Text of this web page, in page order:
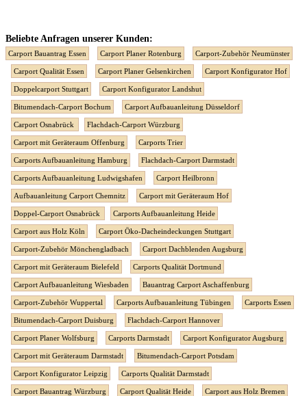
Beliebte Anfragen unserer Kunden:
Carport Bauantrag Essen Carport Planer Rotenburg Carport-Zubehör Neumünster
Carport Qualität Essen Carport Planer Gelsenkirchen Carport Konfigurator Hof
Doppelcarport Stuttgart Carport Konfigurator Landshut
Bitumendach-Carport Bochum Carport Aufbauanleitung Düsseldorf
Carport Osnabrück Flachdach-Carport Würzburg
Carport mit Geräteraum Offenburg Carports Trier
Carports Aufbauanleitung Hamburg Flachdach-Carport Darmstadt
Carports Aufbauanleitung Ludwigshafen Carport Heilbronn
Aufbauanleitung Carport Chemnitz Carport mit Geräteraum Hof
Doppel-Carport Osnabrück Carports Aufbauanleitung Heide
Carport aus Holz Köln Carport Öko-Dacheindeckungen Stuttgart
Carport-Zubehör Mönchengladbach Carport Dachblenden Augsburg
Carport mit Geräteraum Bielefeld Carports Qualität Dortmund
Carport Aufbauanleitung Wiesbaden Bauantrag Carport Aschaffenburg
Carport-Zubehör Wuppertal Carports Aufbauanleitung Tübingen Carports Essen
Bitumendach-Carport Duisburg Flachdach-Carport Hannover
Carport Planer Wolfsburg Carports Darmstadt Carport Konfigurator Augsburg
Carport mit Geräteraum Darmstadt Bitumendach-Carport Potsdam
Carport Konfigurator Leipzig Carports Qualität Darmstadt
Carport Bauantrag Würzburg Carport Qualität Heide Carport aus Holz Bremen